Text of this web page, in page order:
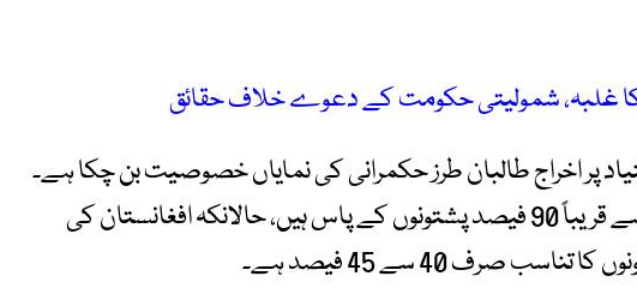
کا غلبہ، شمولیتی حکومت کے دعوے خلاف حقائق
پر اخراج طالبان طرز حکمرانی کی نمایاں خصوصیت بن چکا ہے۔
1185 اعلیٰ عہدوں میں سے قریباً 90 فیصد پشتونوں کے پاس ہیں، حالانکہ افغانستان کی
صرف 40 سے 45 فیصد ہے۔